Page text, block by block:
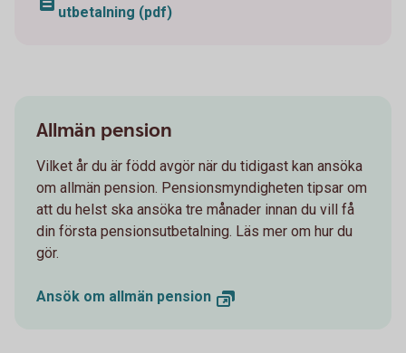
utbetalning (pdf)
Allmän pension
Vilket år du är född avgör när du tidigast kan ansöka
om allmän pension. Pensionsmyndigheten tipsar om
att du helst ska ansöka tre månader innan du vill få
din första pensionsutbetalning. Läs mer om hur du
gör.
Ansök om allmän pension